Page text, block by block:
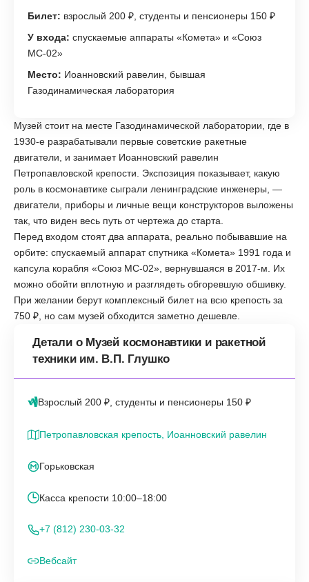
Билет: взрослый 200 ₽, студенты и пенсионеры 150 ₽
У входа: спускаемые аппараты «Комета» и «Союз
МС-02»
Место: Иоанновский равелин, бывшая
Газодинамическая лаборатория
Музей стоит на месте Газодинамической лаборатории, где в
1930-е разрабатывали первые советские ракетные
двигатели, и занимает Иоанновский равелин
Петропавловской крепости. Экспозиция показывает, какую
роль в космонавтике сыграли ленинградские инженеры, —
двигатели, приборы и личные вещи конструкторов выложены
так, что виден весь путь от чертежа до старта.
Перед входом стоят два аппарата, реально побывавшие на
орбите: спускаемый аппарат спутника «Комета» 1991 года и
капсула корабля «Союз МС-02», вернувшаяся в 2017-м. Их
можно обойти вплотную и разглядеть обгоревшую обшивку.
При желании берут комплексный билет на всю крепость за
750 ₽, но сам музей обходится заметно дешевле.
Детали о Музей космонавтики и ракетной
техники им. В.П. Глушко
Взрослый 200 ₽, студенты и пенсионеры 150 ₽
Петропавловская крепость, Иоанновский равелин
Горьковская
Касса крепости 10:00–18:00
+7 (812) 230-03-32
Вебсайт